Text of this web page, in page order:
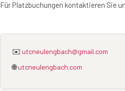
Für Platzbuchungen kontaktieren Sie
✉️ utcneulengbach@gmail.com
🌐utcneulengbach.com